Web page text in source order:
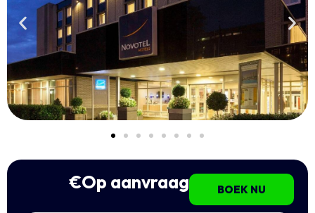
BOEK NU
€Op aanvraag